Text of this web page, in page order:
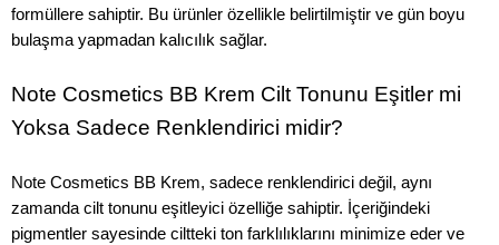
formüllere sahiptir. Bu ürünler özellikle belirtilmiştir ve gün boyu
bulaşma yapmadan kalıcılık sağlar.
Note Cosmetics BB Krem Cilt Tonunu Eşitler mi
Yoksa Sadece Renklendirici midir?
Note Cosmetics BB Krem, sadece renklendirici değil, aynı
zamanda cilt tonunu eşitleyici özelliğe sahiptir. İçeriğindeki
pigmentler sayesinde ciltteki ton farklılıklarını minimize eder ve